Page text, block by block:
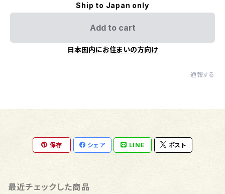
Ship to Japan only
Add to cart
日本国内にお住まいの方向け
通報する
保存 シェア LINE ポスト
最近チェックした商品